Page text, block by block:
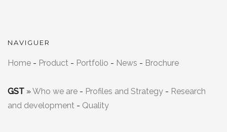
NAVIGUER
Home - Product - Portfolio - News - Brochure
GST »Who we are - Profiles and Strategy - Research
and development - Quality